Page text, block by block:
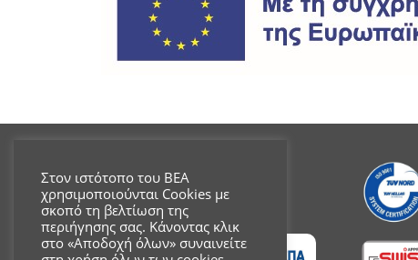
Στον ιστότοπο του ΒΕΑ
χρησιμοποιούνται Cookies με
σκοπό τη βελτίωση της
περιήγησης σας. Κάνοντας κλικ
στο «Αποδοχή όλων» συναινείτε